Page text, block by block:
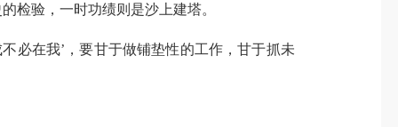
检验，一时功绩则是沙上建塔。
必在我’，要甘于做铺垫性的工作，甘于抓未